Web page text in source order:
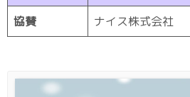
協賛
ナイス株式会社